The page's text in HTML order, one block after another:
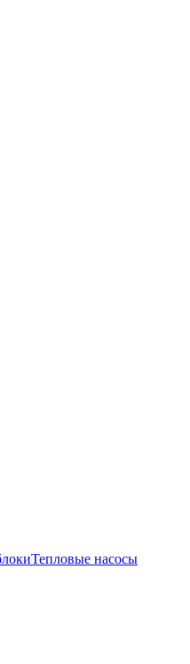
Тепловые насосы